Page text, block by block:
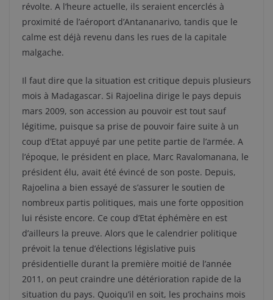
révolte. A l’heure actuelle, ils seraient encerclés à
proximité de l’aéroport d’Antananarivo, tandis que le
calme est déjà revenu dans les rues de la capitale
malgache.
Il faut dire que la situation est critique depuis plusieurs
mois à Madagascar. Si Rajoelina dirige le pays depuis
mars 2009, son accession au pouvoir est tout sauf
légitime, puisque sa prise de pouvoir faire suite à un
coup d’Etat appuyé par une petite partie de l’armée. A
l’époque, le président en place, Marc Ravalomanana, le
président élu, avait été évincé de son poste. Depuis,
Rajoelina a bien essayé de s’assurer le soutien de
nombreux partis politiques, mais une forte opposition
lui résiste encore. Ce coup d’Etat éphémère en est
d’ailleurs la preuve. Alors que le calendrier politique
prévoit la tenue d’élections législative puis
présidentielle durant la première moitié de l’année
2011, on peut craindre une détérioration rapide de la
situation du pays. Quoiqu’il en soit, les prochains mois